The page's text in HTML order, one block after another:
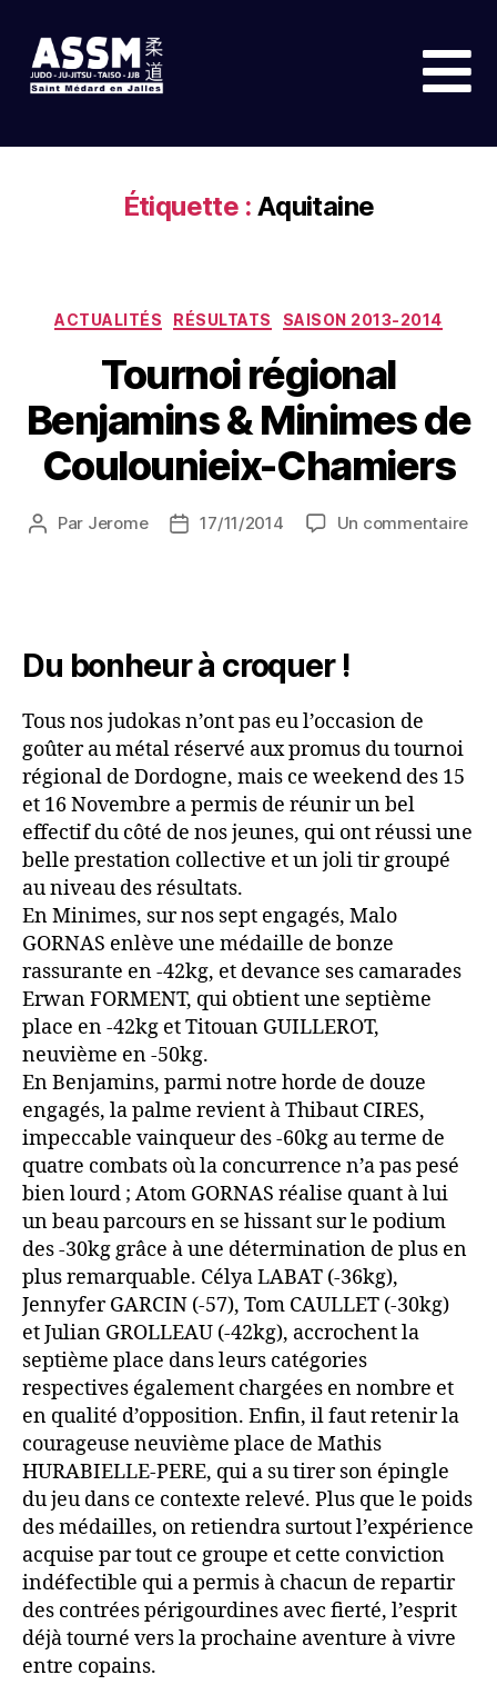
Étiquette : Aquitaine
ACTUALITÉS RÉSULTATS SAISON 2013-2014
Tournoi régional
Benjamins & Minimes de
Coulounieix-Chamiers
Par Jerome 17/11/2014 Un commentaire
Du bonheur à croquer !
Tous nos judokas n’ont pas eu l’occasion de
goûter au métal réservé aux promus du tournoi
régional de Dordogne, mais ce weekend des 15
et 16 Novembre a permis de réunir un bel
effectif du côté de nos jeunes, qui ont réussi une
belle prestation collective et un joli tir groupé
au niveau des résultats.
En Minimes, sur nos sept engagés, Malo
GORNAS enlève une médaille de bonze
rassurante en -42kg, et devance ses camarades
Erwan FORMENT, qui obtient une septième
place en -42kg et Titouan GUILLEROT,
neuvième en -50kg.
En Benjamins, parmi notre horde de douze
engagés, la palme revient à Thibaut CIRES,
impeccable vainqueur des -60kg au terme de
quatre combats où la concurrence n’a pas pesé
bien lourd ; Atom GORNAS réalise quant à lui
un beau parcours en se hissant sur le podium
des -30kg grâce à une détermination de plus en
plus remarquable. Célya LABAT (-36kg),
Jennyfer GARCIN (-57), Tom CAULLET (-30kg)
et Julian GROLLEAU (-42kg), accrochent la
septième place dans leurs catégories
respectives également chargées en nombre et
en qualité d’opposition. Enfin, il faut retenir la
courageuse neuvième place de Mathis
HURABIELLE-PERE, qui a su tirer son épingle
du jeu dans ce contexte relevé. Plus que le poids
des médailles, on retiendra surtout l’expérience
acquise par tout ce groupe et cette conviction
indéfectible qui a permis à chacun de repartir
des contrées périgourdines avec fierté, l’esprit
déjà tourné vers la prochaine aventure à vivre
entre copains.